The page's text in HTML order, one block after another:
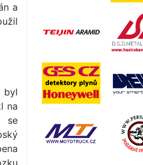
a
byl
na
se